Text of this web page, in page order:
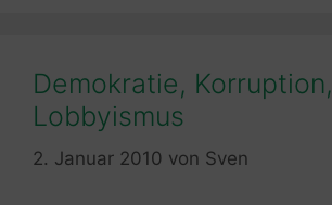
Demokratie, Korruption,
Lobbyismus
2. Januar 2010 von Sven